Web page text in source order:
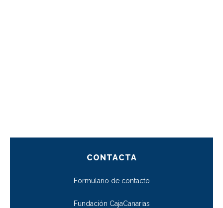
CONTACTA
Formulario de contacto
Fundación CajaCanarias